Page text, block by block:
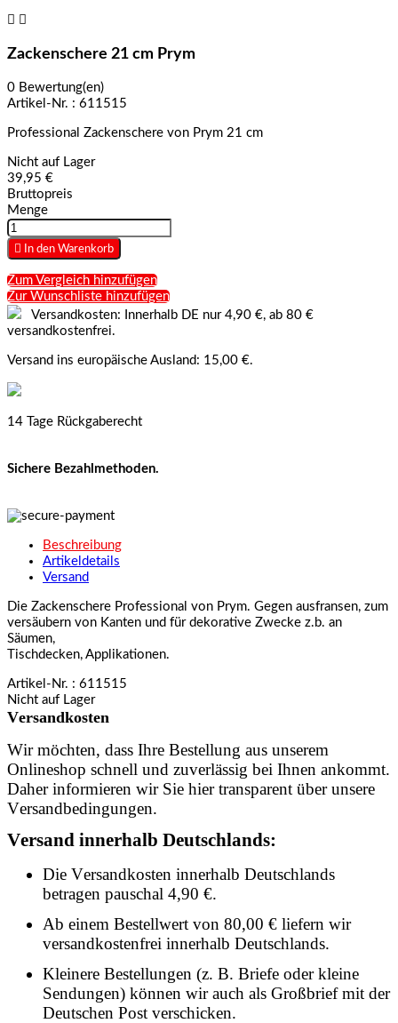
 
Zackenschere 21 cm Prym
0 Bewertung(en)
Artikel-Nr. : 611515
Professional Zackenschere von Prym 21 cm
Nicht auf Lager
39,95 €
Bruttopreis
Menge
 In den Warenkorb
Zum Vergleich hinzufügen
Zur Wunschliste hinzufügen
Versandkosten: Innerhalb DE nur 4,90 €, ab 80 €
versandkostenfrei.
Versand ins europäische Ausland: 15,00 €.
14 Tage Rückgaberecht
Sichere Bezahlmethoden.
Beschreibung
Artikeldetails
Versand
Die Zackenschere Professional von Prym. Gegen ausfransen, zum
versäubern von Kanten und für dekorative Zwecke z.b. an
Säumen,
Tischdecken, Applikationen.
Artikel-Nr. : 611515
Nicht auf Lager
Versandkosten
Wir möchten, dass Ihre Bestellung aus unserem
Onlineshop schnell und zuverlässig bei Ihnen ankommt.
Daher informieren wir Sie hier transparent über unsere
Versandbedingungen.
Versand innerhalb Deutschlands:
Die Versandkosten innerhalb Deutschlands
betragen pauschal 4,90 €.
Ab einem Bestellwert von 80,00 € liefern wir
versandkostenfrei innerhalb Deutschlands.
Kleinere Bestellungen (z. B. Briefe oder kleine
Sendungen) können wir auch als Großbrief mit der
Deutschen Post verschicken.